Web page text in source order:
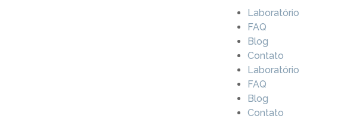
Laboratório
FAQ
Blog
Contato
Laboratório
FAQ
Blog
Contato